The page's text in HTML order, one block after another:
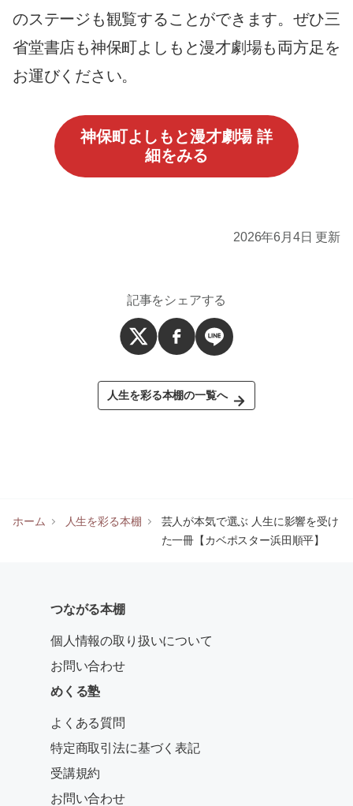
のステージも観覧することができます。ぜひ三
省堂書店も神保町よしもと漫才劇場も両方足を
お運びください。
神保町よしもと漫才劇場 詳
細をみる
2026年6月4日 更新
記事をシェアする
人生を彩る本棚の一覧へ
ホーム 人生を彩る本棚
芸人が本気で選ぶ 人生に影響を受け
た一冊【カベポスター浜田順平】
つながる本棚
個人情報の取り扱いについて
お問い合わせ
めくる塾
よくある質問
特定商取引法に基づく表記
受講規約
お問い合わせ